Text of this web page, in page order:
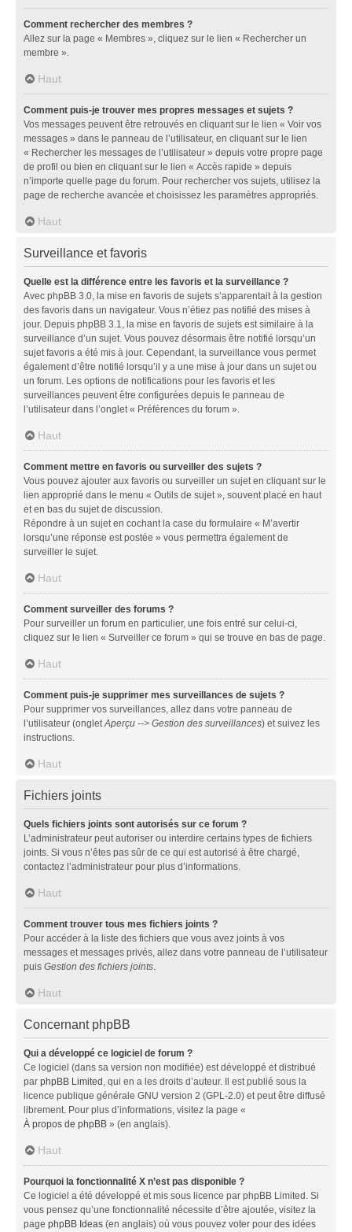
Comment rechercher des membres ?
Allez sur la page « Membres », cliquez sur le lien « Rechercher un
membre ».
Haut
Comment puis-je trouver mes propres messages et sujets ?
Vos messages peuvent être retrouvés en cliquant sur le lien « Voir vos
messages » dans le panneau de l’utilisateur, en cliquant sur le lien
« Rechercher les messages de l’utilisateur » depuis votre propre page
de profil ou bien en cliquant sur le lien « Accès rapide » depuis
n’importe quelle page du forum. Pour rechercher vos sujets, utilisez la
page de recherche avancée et choisissez les paramètres appropriés.
Haut
Surveillance et favoris
Quelle est la différence entre les favoris et la surveillance ?
Avec phpBB 3.0, la mise en favoris de sujets s’apparentait à la gestion
des favoris dans un navigateur. Vous n’étiez pas notifié des mises à
jour. Depuis phpBB 3.1, la mise en favoris de sujets est similaire à la
surveillance d’un sujet. Vous pouvez désormais être notifié lorsqu’un
sujet favoris a été mis à jour. Cependant, la surveillance vous permet
également d’être notifié lorsqu’il y a une mise à jour dans un sujet ou
un forum. Les options de notifications pour les favoris et les
surveillances peuvent être configurées depuis le panneau de
l’utilisateur dans l’onglet « Préférences du forum ».
Haut
Comment mettre en favoris ou surveiller des sujets ?
Vous pouvez ajouter aux favoris ou surveiller un sujet en cliquant sur le
lien approprié dans le menu « Outils de sujet », souvent placé en haut
et en bas du sujet de discussion.
Répondre à un sujet en cochant la case du formulaire « M’avertir
lorsqu’une réponse est postée » vous permettra également de
surveiller le sujet.
Haut
Comment surveiller des forums ?
Pour surveiller un forum en particulier, une fois entré sur celui-ci,
cliquez sur le lien « Surveiller ce forum » qui se trouve en bas de page.
Haut
Comment puis-je supprimer mes surveillances de sujets ?
Pour supprimer vos surveillances, allez dans votre panneau de
l’utilisateur (ongletAperçu --> Gestion des surveillances) et suivez les
instructions.
Haut
Fichiers joints
Quels fichiers joints sont autorisés sur ce forum ?
L’administrateur peut autoriser ou interdire certains types de fichiers
joints. Si vous n’êtes pas sûr de ce qui est autorisé à être chargé,
contactez l’administrateur pour plus d’informations.
Haut
Comment trouver tous mes fichiers joints ?
Pour accéder à la liste des fichiers que vous avez joints à vos
messages et messages privés, allez dans votre panneau de l’utilisateur
puis Gestion des fichiers joints.
Haut
Concernant phpBB
Qui a développé ce logiciel de forum ?
Ce logiciel (dans sa version non modifiée) est développé et distribué
par phpBB Limited, qui en a les droits d’auteur. Il est publié sous la
licence publique générale GNU version 2 (GPL-2.0) et peut être diffusé
librement. Pour plus d’informations, visitez la page «
À propos de phpBB » (en anglais).
Haut
Pourquoi la fonctionnalité X n’est pas disponible ?
Ce logiciel a été développé et mis sous licence par phpBB Limited. Si
vous pensez qu’une fonctionnalité nécessite d’être ajoutée, visitez la
page phpBB Ideas (en anglais) où vous pouvez voter pour des idées